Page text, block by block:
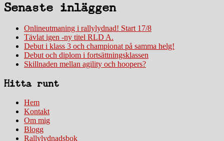
Senaste inläggen
Onlineutmaning i rallylydnad! Start 17/8
Tävlat igen -ny titel RLD A.
Debut i klass 3 och championat på samma helg!
Debut och diplom i fortsättningsklassen
Skillnaden mellan agility och hoopers?
Hitta runt
Hem
Kontakt
Om mig
Blogg
Rallylydnadsbok